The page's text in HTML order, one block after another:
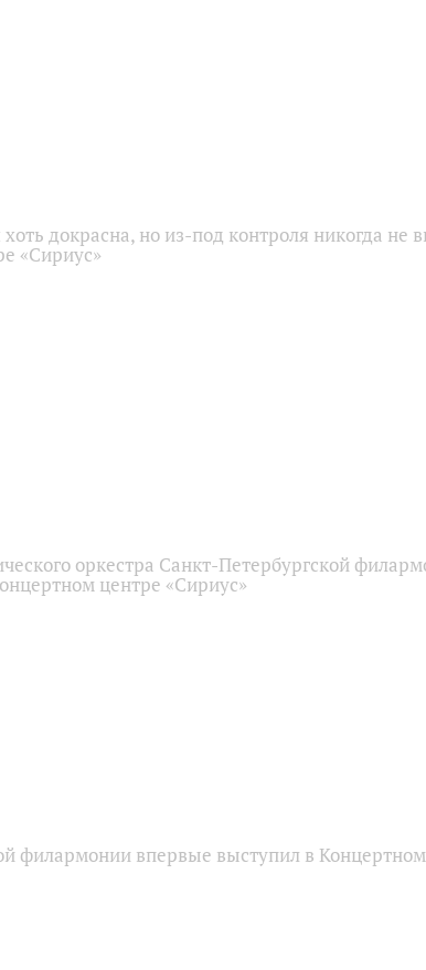
хоть докрасна, но из-под контроля никогда не
«Сириус»
оркестра Санкт-Петербургской
центре «Сириус»
филармонии впервые выступил в